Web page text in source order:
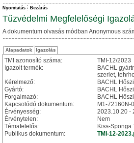
Nyomtatás Bezárás
Tűzvédelmi Megfelelőségi
A dokumentum olvasás módban Anonymous
Alapadatok Igazolás
TMI azonosító száma:
TMI-12/2023
Igazolt termék:
BACHL
szerlet,
Kérelmező:
BACHL
Gyártó:
BACHL
Forgalmazó:
BACHL
Kapcsolódó dokumentum:
M1-72160N-
Érvényesség:
2023.10.20 -
Érvénytelen:
Nem
Témafelelős:
Kiss-Sponga
Publikus dokumentum:
TMI-12-